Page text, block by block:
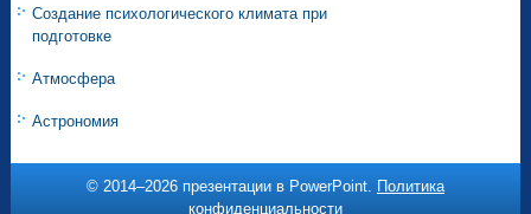
Создание психологического климата при
подготовке
Атмосфера
Астрономия
© 2014–2026 презентации в PowerPoint.
Политика
конфиденциальности